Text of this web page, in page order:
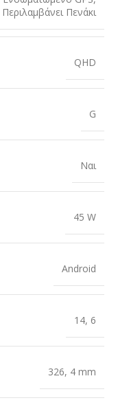
Περιλαμβάνει Πενάκι
QHD
G
Ναι
45 W
Android
14, 6
326, 4 mm